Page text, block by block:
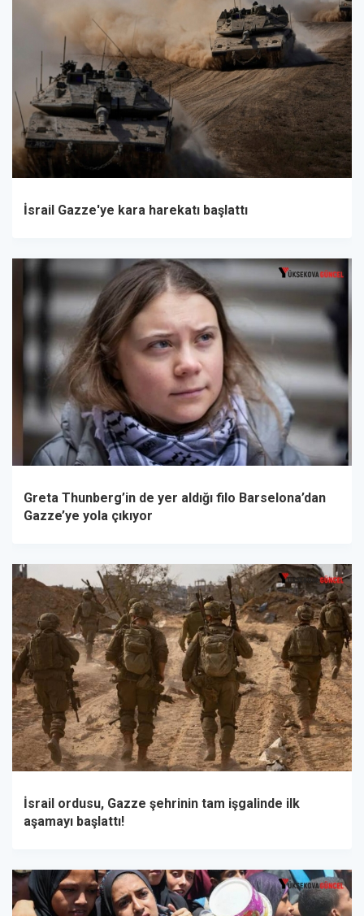
İsrail Gazze'ye kara harekatı başlattı
Greta Thunberg’in de yer aldığı filo Barselona’dan
Gazze’ye yola çıkıyor
İsrail ordusu, Gazze şehrinin tam işgalinde ilk
aşamayı başlattı!